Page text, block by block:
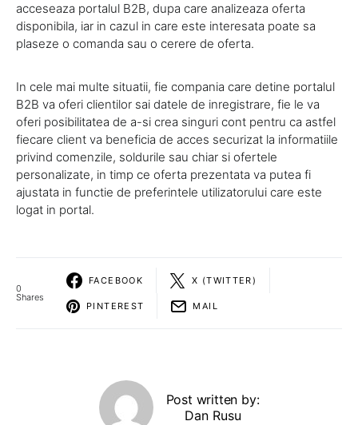
acceseaza portalul B2B, dupa care analizeaza oferta
disponibila, iar in cazul in care este interesata poate sa
plaseze o comanda sau o cerere de oferta.
In cele mai multe situatii, fie compania care detine portalul
B2B va oferi clientilor sai datele de inregistrare, fie le va
oferi posibilitatea de a-si crea singuri cont pentru ca astfel
fiecare client va beneficia de acces securizat la informatiile
privind comenzile, soldurile sau chiar si ofertele
personalizate, in timp ce oferta prezentata va putea fi
ajustata in functie de preferintele utilizatorului care este
logat in portal.
0
Shares
FACEBOOK X (TWITTER)
PINTEREST MAIL
Post written by:
Dan Rusu